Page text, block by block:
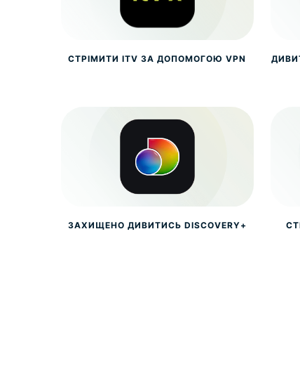
СТРІМИТИ ITV ЗА ДОПОМОГОЮ VPN
ЗАХИЩЕНО ДИВИТИСЬ DISCOVERY+